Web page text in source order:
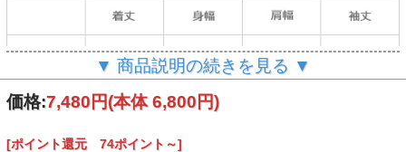
▼ 商品説明の続きを見る ▼
価格:7,480円(本体 6,800円)
[ポイント還元 74ポイント～]